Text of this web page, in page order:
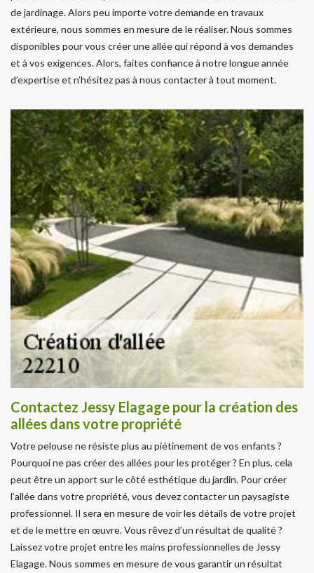
de jardinage. Alors peu importe votre demande en travaux
extérieure, nous sommes en mesure de le réaliser. Nous sommes
disponibles pour vous créer une allée qui répond à vos demandes
et à vos exigences. Alors, faites confiance à notre longue année
d’expertise et n’hésitez pas à nous contacter à tout moment.
Contactez Jessy Elagage pour la création des
allées dans votre propriété
Votre pelouse ne résiste plus au piétinement de vos enfants ?
Pourquoi ne pas créer des allées pour les protéger ? En plus, cela
peut être un apport sur le côté esthétique du jardin. Pour créer
l’allée dans votre propriété, vous devez contacter un paysagiste
professionnel. Il sera en mesure de voir les détails de votre projet
et de le mettre en œuvre. Vous rêvez d’un résultat de qualité ?
Laissez votre projet entre les mains professionnelles de Jessy
Elagage. Nous sommes en mesure de vous garantir un résultat